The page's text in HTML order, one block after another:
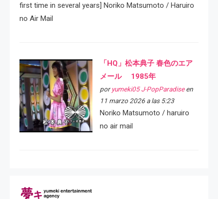
first time in several years] Noriko Matsumoto / Haruiro
no Air Mail
「HQ」松本典子 春色のエア
メール 1985年
por yumeki05 J-PopParadiseen
11 marzo 2026 a las 5:23
Noriko Matsumoto / haruiro
no air mail